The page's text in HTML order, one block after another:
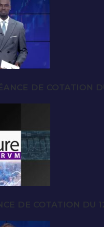
DE COTATION
DE COTATION DU